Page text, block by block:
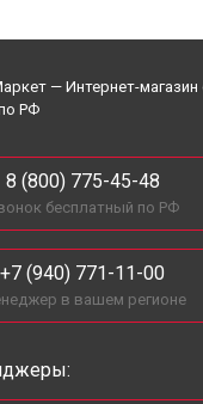
— Интернет-магазин
РФ
8 (800) 775-45-48
бесплатный по РФ
+7 (940) 771-11-00
в вашем регионе